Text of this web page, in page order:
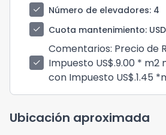
check
Número de elevadores: 4
check
Cuota mantenimiento:
check
Comentarios: Precio de
Impuesto US$.9.00 *
con Impuesto US$.1.45
Ubicación aproximada